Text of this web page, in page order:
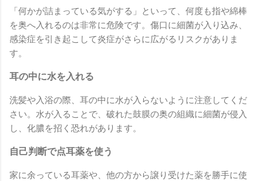
「何かが詰まっている気がする」といって、何度も指や綿棒
を奥へ入れるのは非常に危険です。傷口に細菌が入り込み、
感染症を引き起こして炎症がさらに広がるリスクがありま
す。
耳の中に水を入れる
洗髪や入浴の際、耳の中に水が入らないように注意してくだ
さい。水が入ることで、破れた鼓膜の奥の組織に細菌が侵入
し、化膿を招く恐れがあります。
自己判断で点耳薬を使う
家に余っている耳薬や、他の方から譲り受けた薬を勝手に使